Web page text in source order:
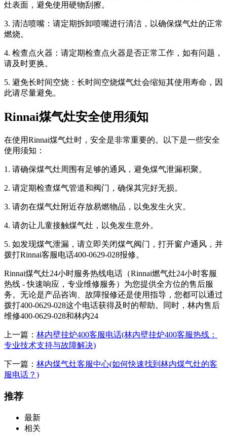
灶表面，避免使用硬物刮擦。
3. 清洁喷嘴：请定期拆卸喷嘴进行清洁，以确保煤气灶的正常
燃烧。
4. 检查点火器：请定期检查点火器是否正常工作，如有问题，
请及时更换。
5. 避免长时间空烧：长时间空烧煤气灶会缩短其使用寿命，因
此请尽量避免。
Rinnai煤气灶安全使用须知
在使用Rinnai煤气灶时，安全是非常重要的。以下是一些安全
使用须知：
1. 请确保煤气灶周围有足够的通风，避免煤气泄漏积聚。
2. 请定期检查煤气管道和阀门，确保其完好无损。
3. 请勿在煤气灶附近存放易燃物品，以免发生火灾。
4. 请勿让儿童接触煤气灶，以免发生意外。
5. 如发现煤气泄漏，请立即关闭煤气阀门，打开窗户通风，并
拨打Rinnai客服电话400-0629-028报修。
Rinnai煤气灶24小时服务热线电话（Rinnai燃气灶24小时客服
热线 - 快速响应，专业维修服务）为您提供全方位的售后服
务。无论是产品咨询、故障报修还是使用指导，您都可以通过
拨打400-0629-028这个电话获得及时的帮助。同时，林内售后
维修400-0629-028和林内24
上一篇： 林内壁挂炉400客服电话(林内壁挂炉400客服热线：
专业技术支持与故障解决)
下一篇： 林内煤气灶客服中心(如何快速找到林内煤气灶的客
服电话？)
推荐
最新
相关